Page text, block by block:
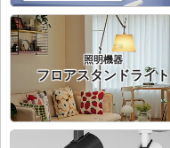
照明機器
フロアスタンドライト